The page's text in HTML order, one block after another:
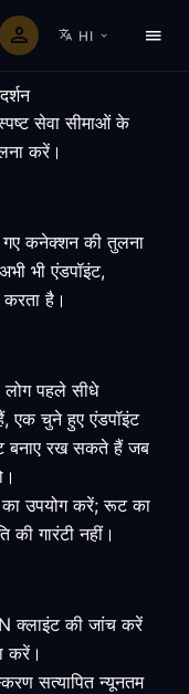
HI
सेवा सीमाओं के
करें।
कनेक्शन की तुलना
भी एंडपॉइंट,
करता है।
पहले सीधे
एक चुने हुए एंडपॉइंट
बनाए रख सकते हैं जब
उपयोग करें; रूट का
की गारंटी नहीं।
क्लाइंट की जांच करें
करें।
सत्यापित न्यूनतम